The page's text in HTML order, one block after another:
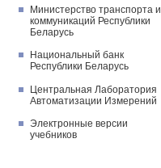
Министерство транспорта и
коммуникаций Республики
Беларусь
Национальный банк
Республики Беларусь
Центральная Лаборатория
Автоматизации Измерений
Электронные версии
учебников